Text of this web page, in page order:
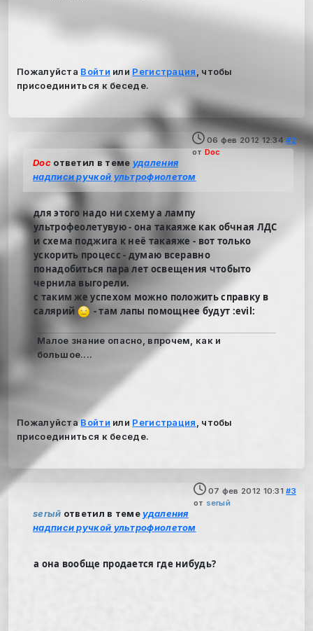
Пожалуйста Войти или Регистрация
, чтобы
присоединиться к беседе.
06 фев 2012 12:34 #2
от Doc
Docответил в теме удаления
надписи ручкой ультрофиолетом
для этого надо ни схему а лампу
ультрофеолетувую - она такаяже как обчная ЛДС
и схема поджига к неё такаяже - вот только
ускорить процесс - думаю всеравно
понадобиться пара лет освещения чтобыто
чернила выгорели.
с таким же успехом можно положить справку в
салярий
- там лапы помощнее будут :evil:
Малое знание опасно, впрочем, как и
большое....
ПожалуйстаВойти или Регистрация
, чтобы
присоединиться к беседе.
07 фев 2012 10:31 #3
от serый
serый ответил в темеудаления
надписи ручкой ультрофиолетом
а она вообще продается где нибудь?